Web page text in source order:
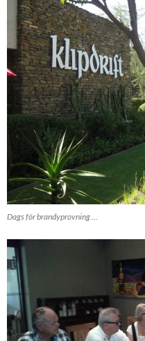
Dags för brandyprovning …